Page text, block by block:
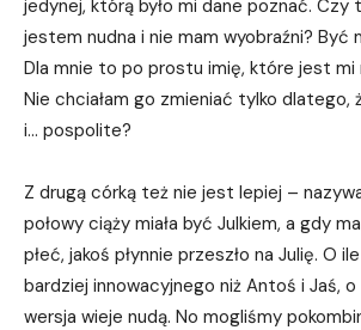
jedynej, którą było mi dane poznać. Czy
jestem nudna i nie mam wyobraźni? Być
Dla mnie to po prostu imię, które jest mi
Nie chciałam go zmieniać tylko dlatego,
i… pospolite?
Z drugą córką też nie jest lepiej –
połowy ciąży miała być Julkiem, a gdy
płeć, jakoś płynnie przeszło na Julię. O
bardziej innowacyjnego niż Antoś i Jaś,
wersja wieje nudą. No mogliśmy